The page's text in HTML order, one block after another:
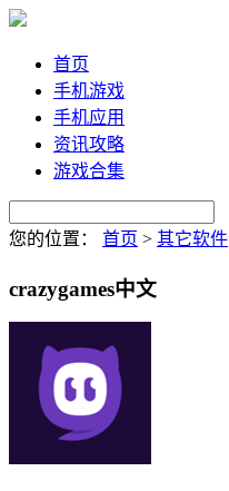
首页
手机游戏
手机应用
资讯攻略
游戏合集
您的位置： 首页 > 其它软件
crazygames中文